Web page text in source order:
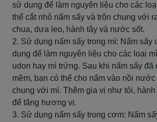
sử dụng để làm nguyên liệu cho các
thể cắt nhỏ nấm sấy và trộn chung với
chua, dưa leo, hành tây và nước sốt.
2. Sử dụng nấm sấy trong mì: Nấm
dụng để làm nguyên liệu cho các loại
udon hay mì trứng. Sau khi nấm sấy
mềm, bạn có thể cho nấm vào nồi
chung với mì. Thêm gia vị như tỏi,
để tăng hương vị.
3. Sử dụng nấm sấy trong cơm: Nấm